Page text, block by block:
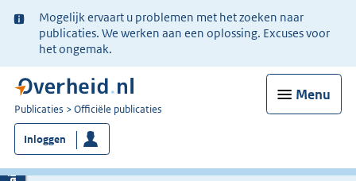
Ter
informatie:
Mogelijk ervaart u problemen met het zoeken naar
publicaties. We werken aan een oplossing. Excuses voor
het ongemak.
Menu
U
bent
nu
hier:
Publicaties Officiële publicaties
Inloggen